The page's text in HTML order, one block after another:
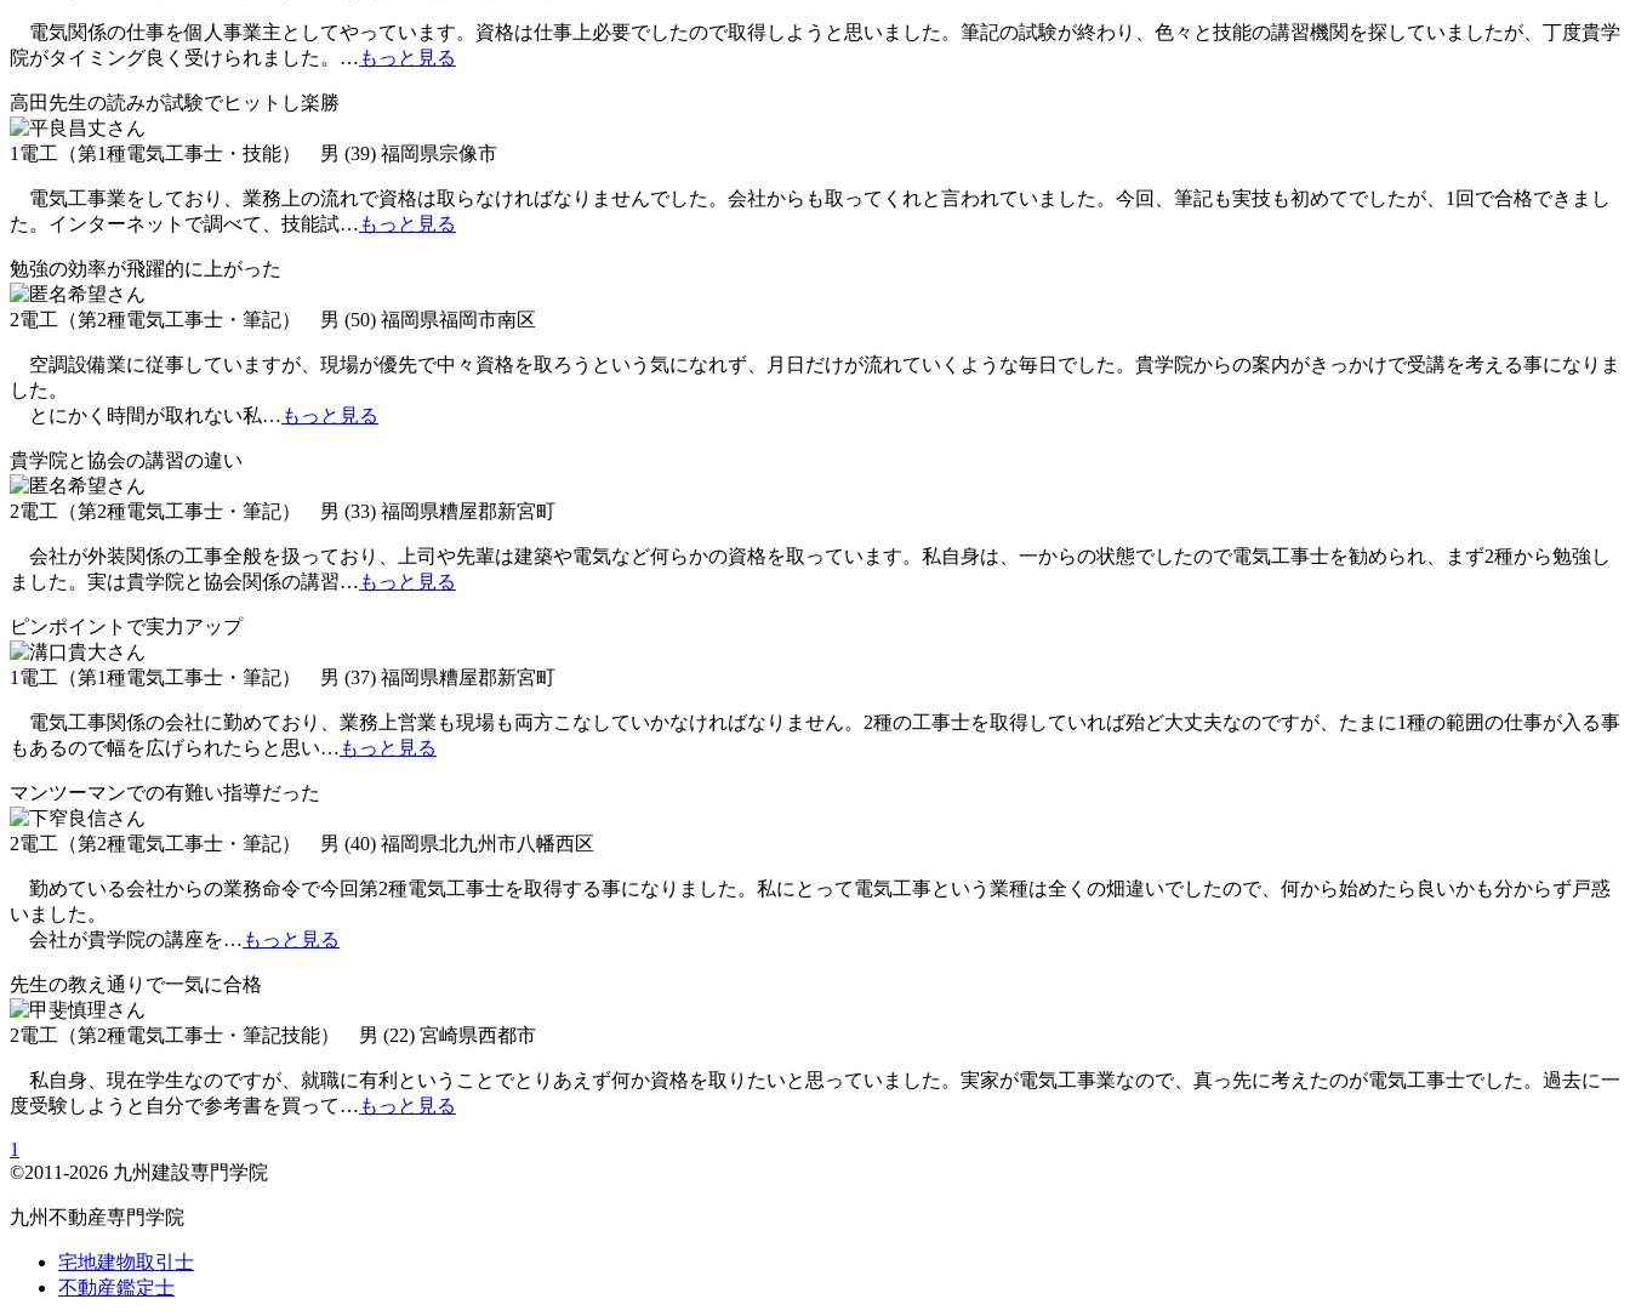
電気関係の仕事を個人事業主としてやっています。資格は仕事上必要でしたので取得しようと思いました。筆記の試験が終わり、色々と技能の講習機関を探していましたが、丁度貴学
院がタイミング良く受けられました。 … もっと見る
高田先生の読みが試験でヒットし楽勝
1電工（第1種電気工事士・技能） 男 (39) 福岡県宗像市
電気工事業をしており、業務上の流れで資格は取らなければなりませんでした。会社からも取ってくれと言われていました。今回、筆記も実技も初めてでしたが、1回で合格できまし
た。インターネットで調べて、技能試… もっと見る
勉強の効率が飛躍的に上がった
2電工（第2種電気工事士・筆記） 男 (50) 福岡県福岡市南区
空調設備業に従事していますが、現場が優先で中々資格を取ろうという気になれず、月日だけが流れていくような毎日でした。貴学院からの案内がきっかけで受講を考える事になりま
した。
とにかく時間が取れない私… もっと見る
貴学院と協会の講習の違い
2電工（第2種電気工事士・筆記） 男 (33) 福岡県糟屋郡新宮町
会社が外装関係の工事全般を扱っており、上司や先輩は建築や電気など何らかの資格を取っています。私自身は、一からの状態でしたので電気工事士を勧められ、まず2種から勉強し
ました。実は貴学院と協会関係の講習… もっと見る
ピンポイントで実力アップ
1電工（第1種電気工事士・筆記） 男 (37) 福岡県糟屋郡新宮町
電気工事関係の会社に勤めており、業務上営業も現場も両方こなしていかなければなりません。2種の工事士を取得していれば殆ど大丈夫なのですが、たまに1種の範囲の仕事が入る事
もあるので幅を広げられたらと思い… もっと見る
マンツーマンでの有難い指導だった
2電工（第2種電気工事士・筆記） 男 (40) 福岡県北九州市八幡西区
勤めている会社からの業務命令で今回第2種電気工事士を取得する事になりました。私にとって電気工事という業種は全くの畑違いでしたので、何から始めたら良いかも分からず戸惑
いました。
会社が貴学院の講座を… もっと見る
先生の教え通りで一気に合格
2電工（第2種電気工事士・筆記技能） 男 (22) 宮崎県西都市
私自身、現在学生なのですが、就職に有利ということでとりあえず何か資格を取りたいと思っていました。実家が電気工事業なので、真っ先に考えたのが電気工事士でした。過去に一
度受験しようと自分で参考書を買って… もっと見る
1
©2011-2026 九州建設専門学院
九州不動産専門学院
宅地建物取引士
不動産鑑定士